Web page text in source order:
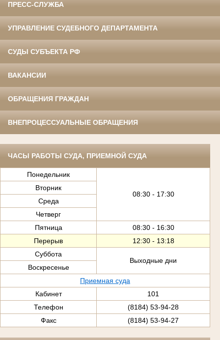
ПРЕСС-СЛУЖБА
УПРАВЛЕНИЕ СУДЕБНОГО ДЕПАРТАМЕНТА
СУДЫ СУБЪЕКТА РФ
ВАКАНСИИ
ОБРАЩЕНИЯ ГРАЖДАН
ВНЕПРОЦЕССУАЛЬНЫЕ ОБРАЩЕНИЯ
ЧАСЫ РАБОТЫ СУДА, ПРИЕМНОЙ СУДА
Понедельник
08:30 - 17:30
Вторник
Среда
Четверг
Пятница
08:30 - 16:30
Перерыв
12:30 - 13:18
Суббота
Выходные дни
Воскресенье
Приемная суда
Кабинет
101
Телефон
(8184) 53-94-28
Факс
(8184) 53-94-27